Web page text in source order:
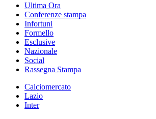
Ultima Ora
Conferenze stampa
Infortuni
Formello
Esclusive
Nazionale
Social
Rassegna Stampa
Calciomercato
Lazio
Inter